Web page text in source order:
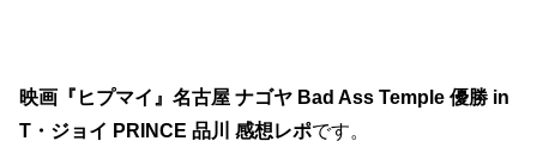
映画『ヒプマイ』名古屋 ナゴヤ Bad Ass Temple 優勝 in
T・ジョイ PRINCE 品川 感想レポです。